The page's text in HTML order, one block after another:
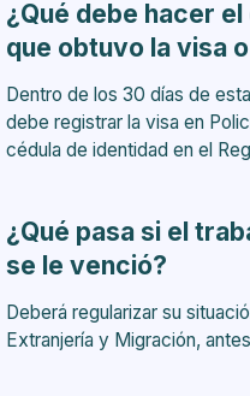
¿Qué debe hacer
que obtuvo la visa
Dentro de los 30 días de
debe registrar la visa en
cédula de identidad en el
¿Qué pasa si el
se le venció?
Deberá regularizar su
Extranjería y Migración,